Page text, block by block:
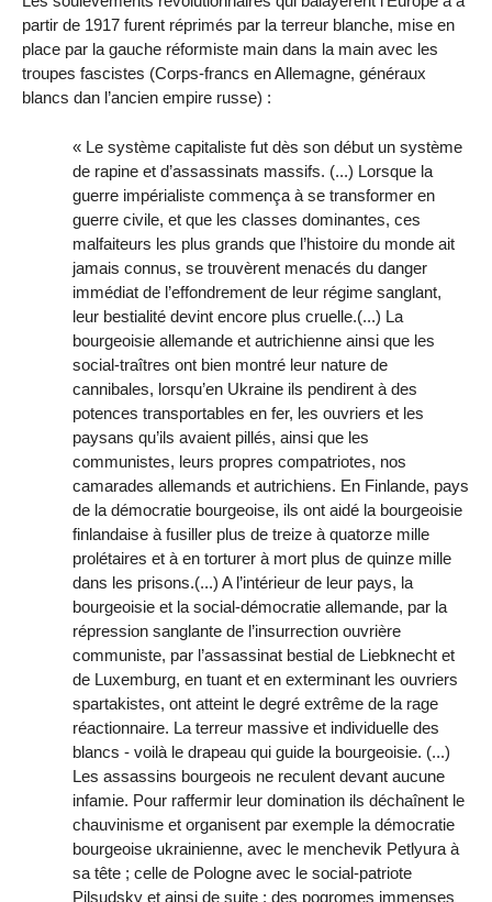
partir de 1917 furent réprimés par la terreur blanche, mise en
place par la gauche réformiste main dans la main avec les
troupes fascistes (Corps-francs en Allemagne, généraux
blancs dan l’ancien empire russe) :
« Le système capitaliste fut dès son début un système
de rapine et d’assassinats massifs. (...) Lorsque la
guerre impérialiste commença à se transformer en
guerre civile, et que les classes dominantes, ces
malfaiteurs les plus grands que l’histoire du monde ait
jamais connus, se trouvèrent menacés du danger
immédiat de l’effondrement de leur régime sanglant,
leur bestialité devint encore plus cruelle.(...) La
bourgeoisie allemande et autrichienne ainsi que les
social-traîtres ont bien montré leur nature de
cannibales, lorsqu’en Ukraine ils pendirent à des
potences transportables en fer, les ouvriers et les
paysans qu’ils avaient pillés, ainsi que les
communistes, leurs propres compatriotes, nos
camarades allemands et autrichiens. En Finlande, pays
de la démocratie bourgeoise, ils ont aidé la bourgeoisie
finlandaise à fusiller plus de treize à quatorze mille
prolétaires et à en torturer à mort plus de quinze mille
dans les prisons.(...) A l’intérieur de leur pays, la
bourgeoisie et la social-démocratie allemande, par la
répression sanglante de l’insurrection ouvrière
communiste, par l’assassinat bestial de Liebknecht et
de Luxemburg, en tuant et en exterminant les ouvriers
spartakistes, ont atteint le degré extrême de la rage
réactionnaire. La terreur massive et individuelle des
blancs - voilà le drapeau qui guide la bourgeoisie. (...)
Les assassins bourgeois ne reculent devant aucune
infamie. Pour raffermir leur domination ils déchaînent le
chauvinisme et organisent par exemple la démocratie
bourgeoise ukrainienne, avec le menchevik Petlyura à
sa tête ; celle de Pologne avec le social-patriote
Pilsudsky et ainsi de suite ; des pogromes immenses